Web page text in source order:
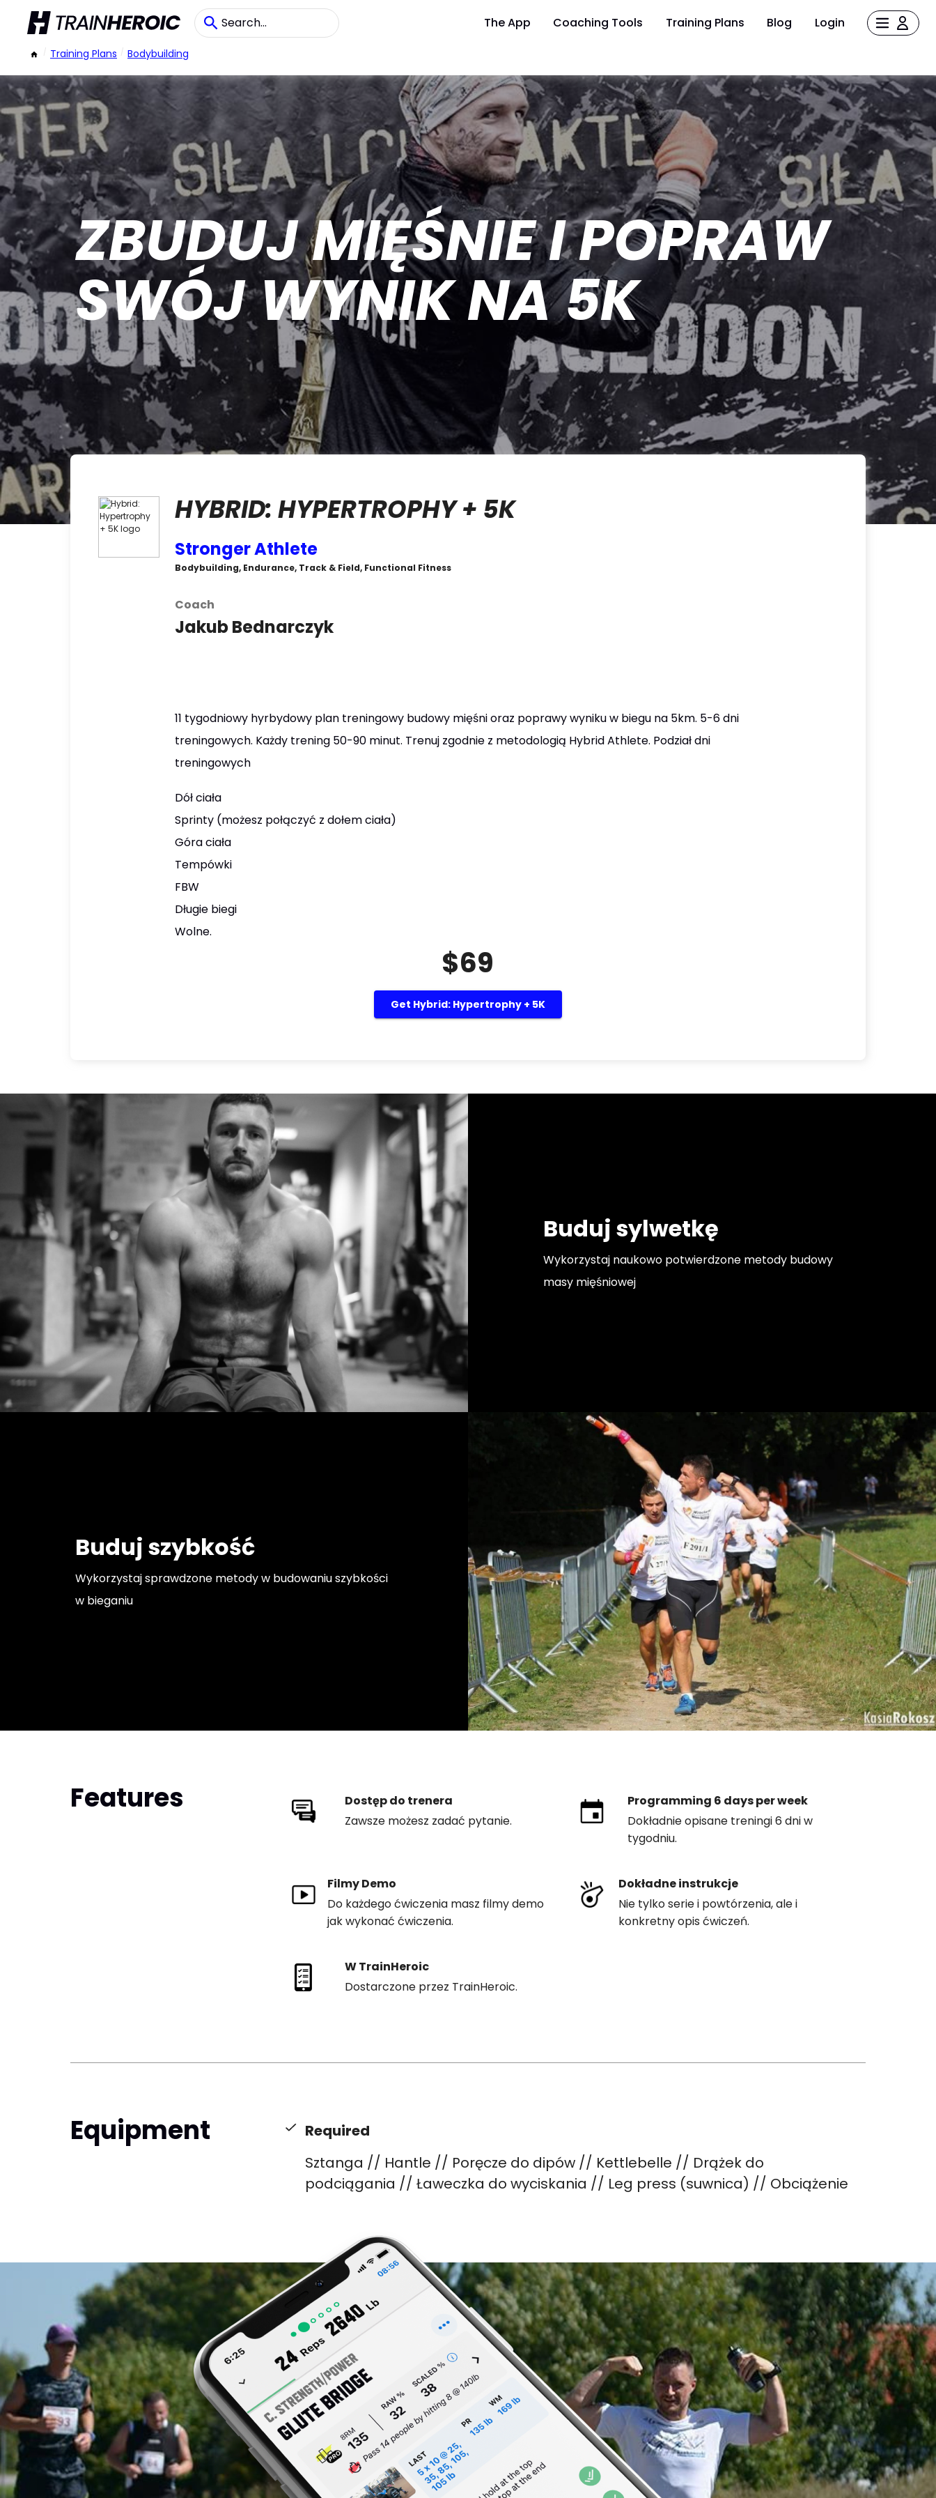
The App Coaching Tools Training Plans Blog Login
/ Training Plans / Bodybuilding
ZBUDUJ MIĘŚNIE I POPRAW
SWÓJ WYNIK NA 5K
HYBRID: HYPERTROPHY + 5K
Stronger Athlete
Bodybuilding, Endurance, Track & Field, Functional Fitness
Coach
Jakub Bednarczyk
11 tygodniowy hyrbydowy plan treningowy budowy mięśni oraz poprawy wyniku w biegu na 5km. 5-6 dni
treningowych. Każdy trening 50-90 minut. Trenuj zgodnie z metodologią Hybrid Athlete. Podział dni
treningowych
Dół ciała
Sprinty (możesz połączyć z dołem ciała)
Góra ciała
Tempówki
FBW
Długie biegi
Wolne.
$69
Get Hybrid: Hypertrophy + 5K
Buduj sylwetkę
Wykorzystaj naukowo potwierdzone metody budowy
masy mięśniowej
Buduj szybkość
Wykorzystaj sprawdzone metody w budowaniu szybkości
w bieganiu
Features
Dostęp do trenera
Zawsze możesz zadać pytanie.
Programming 6 days per week
Dokładnie opisane treningi 6 dni w
tygodniu.
Filmy Demo
Do każdego ćwiczenia masz filmy demo
jak wykonać ćwiczenia.
Dokładne instrukcje
Nie tylko serie i powtórzenia, ale i
konkretny opis ćwiczeń.
W TrainHeroic
Dostarczone przez TrainHeroic.
Equipment
Required
Sztanga // Hantle // Poręcze do dipów // Kettlebelle // Drążek do
podciągania // Ławeczka do wyciskania // Leg press (suwnica) // Obciążenie